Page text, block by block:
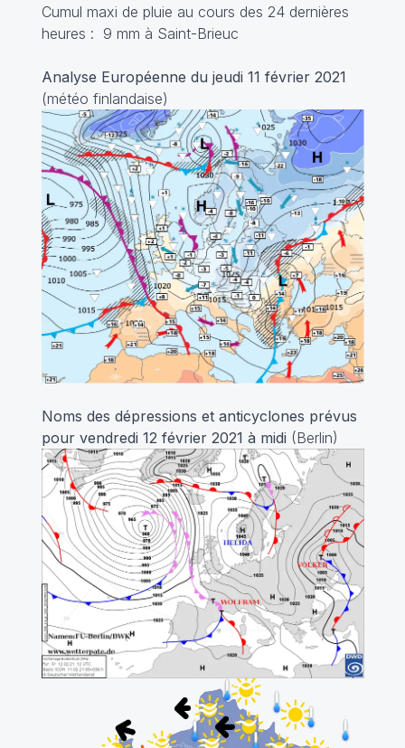
Cumul maxi de pluie au cours des 24 dernières
heures : 9 mm à Saint-Brieuc
Analyse Européenne du jeudi 11 février 2021
(météo finlandaise)
Noms des dépressions et anticyclones prévus
pour vendredi 12 février 2021 à midi (Berlin)